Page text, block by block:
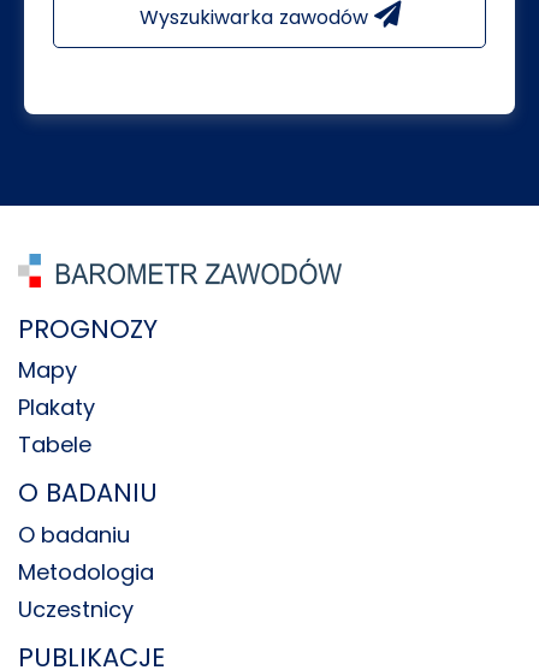
Wyszukiwarka zawodów
PROGNOZY
Mapy
Plakaty
Tabele
O BADANIU
O badaniu
Metodologia
Uczestnicy
PUBLIKACJE